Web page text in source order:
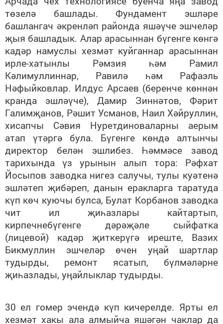
төзелә башлады. Фундамент эшләре
башлангач әкренләп районда яшәүче эшчеләр
җыя башладык. Алар арасыннан бүгенге көнгә
кадәр намуслы хезмәт куйганнар арасыннан
ирле-хатынлы Рәмзия һәм Рамил
Кәлимуллиннар, Равилә һәм Рафаэль
Нәфыйковлар. Илдус Арсаев (беренче көннән
кранда эшләүче), Дамир Зиннәтов, Фәрит
Галимҗанов, Рәшит Усманов, Наил Хәйруллин,
хисапчы Сәвия Нуретдиноваларны аерым
атап үтәргә була. Бүгенге көндә алтынчы
директор белән эшлибез. Һәммәсе завод
тарихында үз урынын алып тора: Рәфхат
Йосыпов заводка нигез салучы, тулы куәтенә
эшләтеп җибәреп, данын еракларга таратуда
күп көч куючы булса, Булат Корбанов заводка
чит ил җиһазлары кайтартып,
кирпечнебүгенге дәрәҗәле сыйфатка
(лицевой) кадәр җиткерүгә иреште, Вазих
Бикмуллин эшчеләр өчен уңай шартлар
тудырды, ремонт ясатып, бүлмәләрне
җиһазлады, уңайлыклар тудырды.
30 ел гомер эчендә күп кичерелде. Ярты ел
хезмәт хакы ала алмыйча яшәгән чаклар да